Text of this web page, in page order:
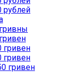
рублей
гривен
гривен
гривен